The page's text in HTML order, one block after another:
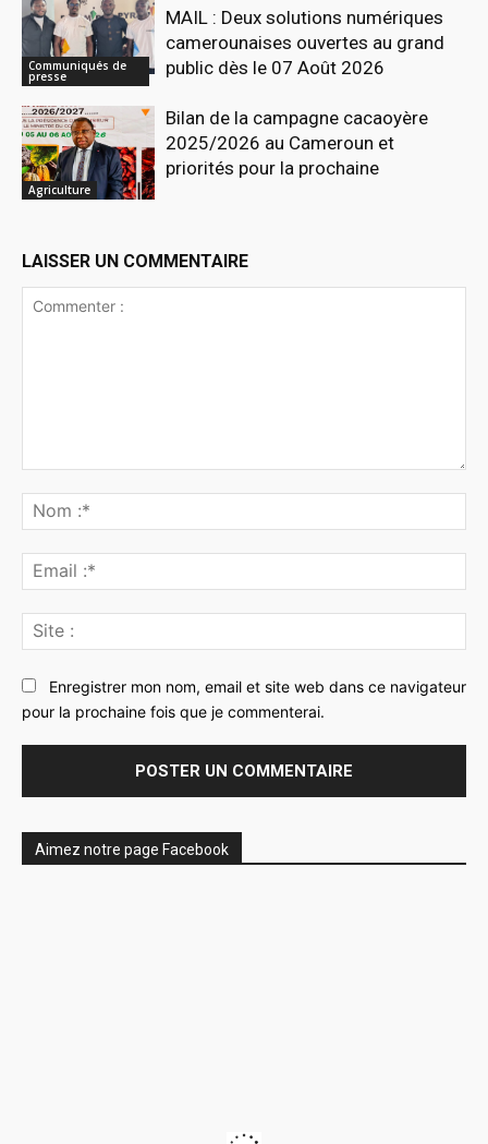
Communiqués de
presse
MAIL : Deux solutions numériques
camerounaises ouvertes au grand
public dès le 07 Août 2026
Agriculture
Bilan de la campagne cacaoyère
2025/2026 au Cameroun et
priorités pour la prochaine
LAISSER UN COMMENTAIRE
:*
:*
:
Enregistrer mon nom, email et site web dans ce navigateur
pour la prochaine fois que je commenterai.
Aimez notre page Facebook